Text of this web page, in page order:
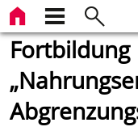
Fortbildung